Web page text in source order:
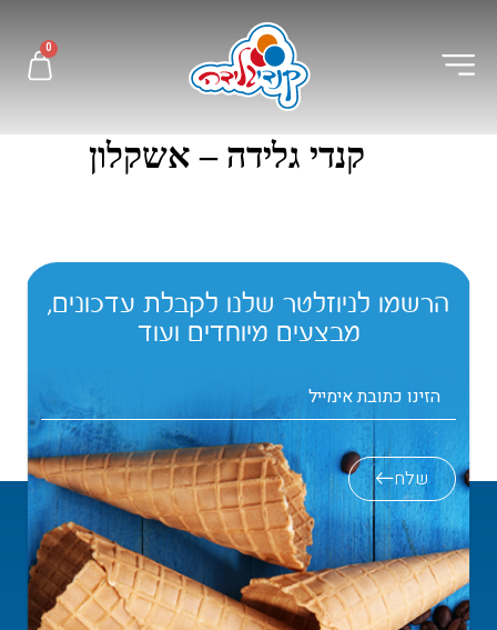
0
קנדי גלידה – אשקלון
הרשמו לניוזלטר שלנו לקבלת עדכונים,
מבצעים מיוחדים ועוד
שלח